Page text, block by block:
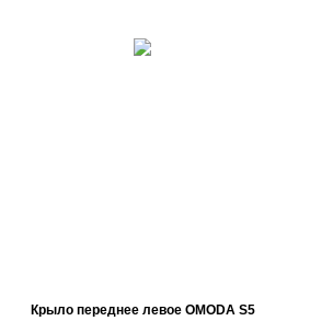
Крыло переднее левое OMODA S5